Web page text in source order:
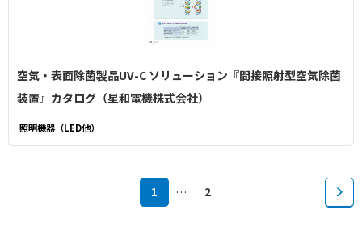
空気・表面除菌製品UV-C ソリューション『間接照射型空気除菌
装置』カタログ（星和電機株式会社）
照明機器（LED他）
1 … 2